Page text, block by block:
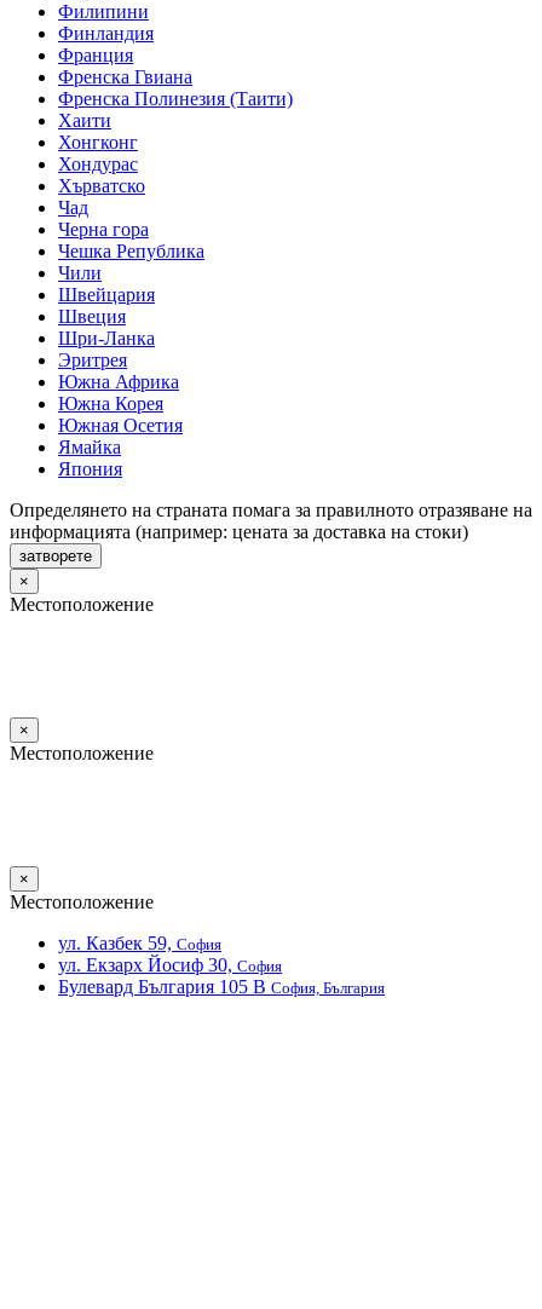
Филипини
Финландия
Франция
Френска Гвиана
Френска Полинезия (Таити)
Хаити
Хонгконг
Хондурас
Хърватско
Чад
Черна гора
Чешка Република
Чили
Швейцария
Швеция
Шри-Ланка
Эритрея
Южна Африка
Южна Корея
Южная Осетия
Ямайка
Япония
Определянето на страната помага за правилното отразяване на
информацията (например: цената за доставка на стоки)
затворете
×
Местоположение
×
Местоположение
×
Местоположение
ул. Казбек 59, София
ул. Екзарх Йосиф 30, София
Булевард България 105 В София, България